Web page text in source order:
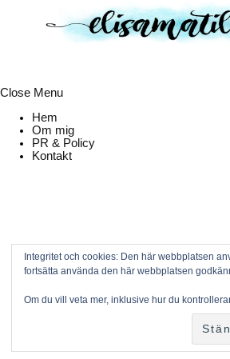
Close Menu
Hem
Om mig
PR & Policy
Kontakt
Integritet och cookies: Den här webbplatsen
fortsätta använda den här webbplatsen
Om du vill veta mer, inklusive hur du